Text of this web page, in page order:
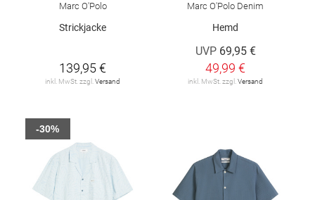
Marc O'Polo
Strickjacke
139,95 €
inkl. MwSt. zzgl. Versand
Marc O'Polo Denim
Hemd
UVP 69,95 €
49,99 €
inkl. MwSt. zzgl. Versand
-30%